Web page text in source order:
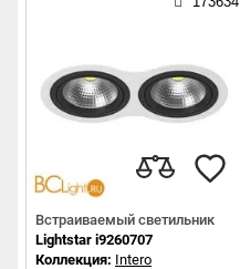
Встраиваемый светильник
Lightstar i9260707
Коллекция: Intero